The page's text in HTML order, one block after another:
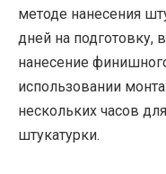
методе нанесения
дней на подготовку,
нанесение
использовании
нескольких часов
штукатурки.